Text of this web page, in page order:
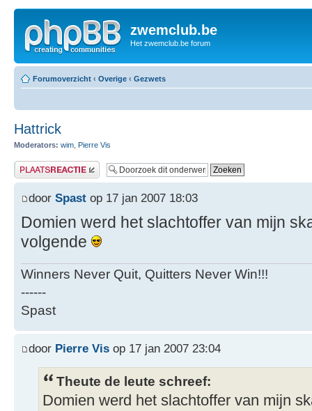
zwemclub.be
Het zwemclub.be forum
Forumoverzicht ‹ Overige ‹ Gezwets
Hattrick
Moderators: wim Pierre Vis
Plaats een reactie
door Spast op 17 jan 2007 18:03
Domien werd het slachtoffer van mijn
volgende
Winners Never Quit, Quitters Never Win!!!
------
Spast
door Pierre Vis op 17 jan 2007 23:04
Theute de leute schreef:
Domien werd het slachtoffer van mijn